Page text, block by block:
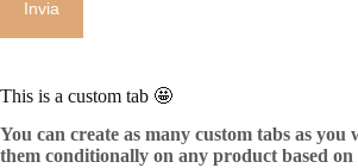
Invia
This is a custom tab 🤩
You can create as many custom tabs as you
them conditionally on any product based on